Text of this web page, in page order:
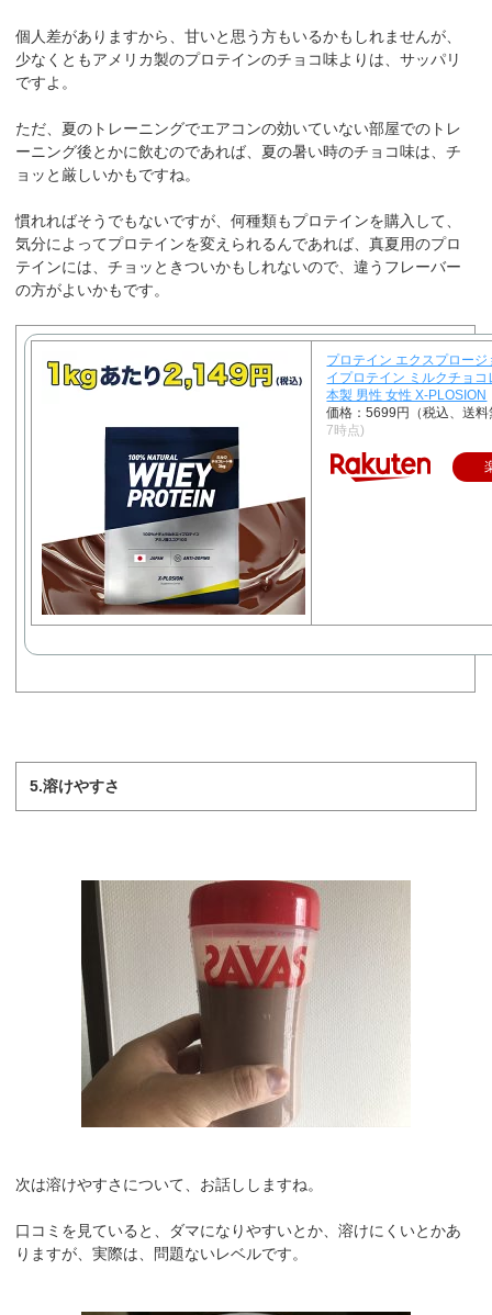
個人差がありますから、甘いと思う方もいるかもしれませんが、
少なくともアメリカ製のプロテインのチョコ味よりは、サッパリ
ですよ。
ただ、夏のトレーニングでエアコンの効いていない部屋でのトレ
ーニング後とかに飲むのであれば、夏の暑い時のチョコ味は、チ
ョッと厳しいかもですね。
慣れればそうでもないですが、何種類もプロテインを購入して、
気分によってプロテインを変えられるんであれば、真夏用のプロ
テインには、チョッときついかもしれないので、違うフレーバー
の方がよいかもです。
プロテイン エクスプロー
イプロテイン ミルクチョ
本製 男性 女性 X-PLOSION
価格：5699円（税込、送料
7時点)
5.溶けやすさ
次は溶けやすさについて、お話ししますね。
口コミを見ていると、ダマになりやすいとか、溶けにくいとかあ
りますが、実際は、問題ないレベルです。